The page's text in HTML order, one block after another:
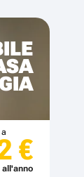
€
all'anno